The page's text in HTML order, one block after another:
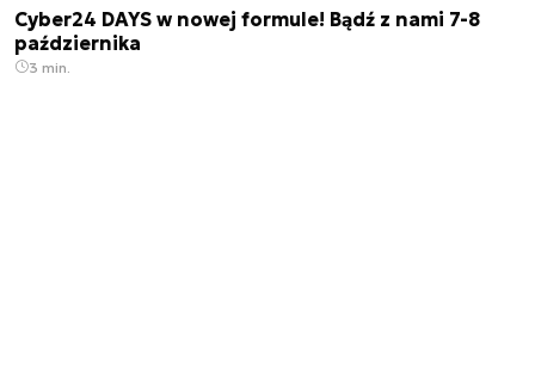
Cyber24 DAYS w nowej formule! Bądź z nami 7-8
października
3 min.